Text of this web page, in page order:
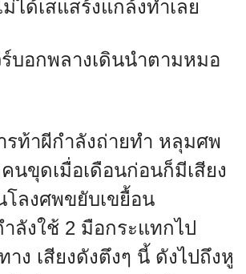
ม่ได้เสแสร้งแกล้งทำเลย
ร์บอกพลางเดินนำตามหมอ
รท้าผีกำลังถ่ายทำ หลุมศพ
นขุดเมื่อเดือนก่อนก็มีเสียง
โลงศพขยับเขยื้อน
ลังใช้ 2 มือกระแทกไป
ง เสียงดังตึงๆ นี้ ดังไปถึงหู